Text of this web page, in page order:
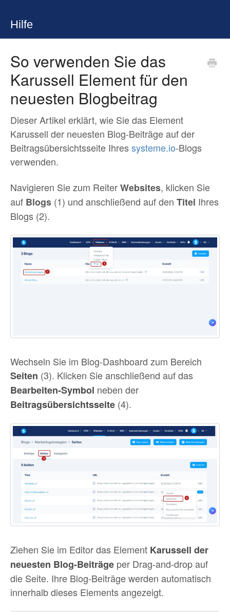
Hilfe
So verwenden Sie das
Karussell Element für den
neuesten Blogbeitrag
Dieser Artikel erklärt, wie Sie das Element
Karussell der neuesten Blog-Beiträge auf der
Beitragsübersichtsseite Ihressysteme.io-Blogs
verwenden.
Navigieren Sie zum ReiterWebsites, klicken Sie
auf Blogs (1) und anschließend auf den Titel Ihres
Blogs (2).
Wechseln Sie im Blog-Dashboard zum Bereich
Seiten (3). Klicken Sie anschließend auf das
Bearbeiten-Symbol neben der
Beitragsübersichtsseite (4).
Ziehen Sie im Editor das Element Karussell der
neuesten Blog-Beiträge per Drag-and-drop auf
die Seite. Ihre Blog-Beiträge werden automatisch
innerhalb dieses Elements angezeigt.